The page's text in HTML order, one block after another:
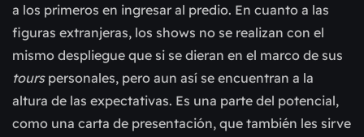
a los primeros en ingresar al predio. En cuanto a las
figuras extranjeras, los shows no se realizan con el
mismo despliegue que si se dieran en el marco de sus
tourspersonales, pero aun así se encuentran a la
altura de las expectativas. Es una parte del potencial,
como una carta de presentación, que también les sirve